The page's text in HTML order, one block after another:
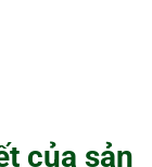
của sản